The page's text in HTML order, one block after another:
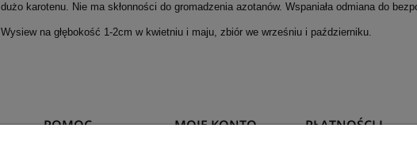
dużo karotenu. Nie ma skłonności do gromadzenia azotanów. Wspaniała odmiana do
Wysiew na głębokość 1-2cm w kwietniu i maju, zbiór we wrześniu i październiku.
POMOC MOJE KONTO
PŁATNOŚCI I